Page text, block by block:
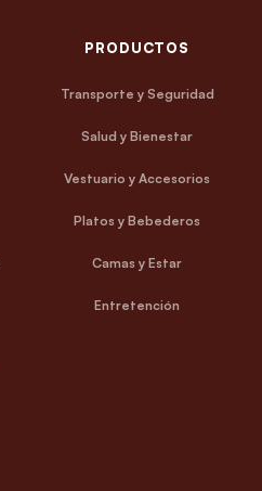
PRODUCTOS
Transporte y Seguridad
Salud y Bienestar
Vestuario y Accesorios
Platos y Bebederos
Camas y Estar
Entretención